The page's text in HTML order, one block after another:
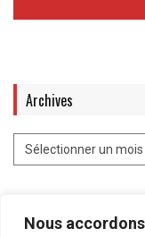
Nous
Archives